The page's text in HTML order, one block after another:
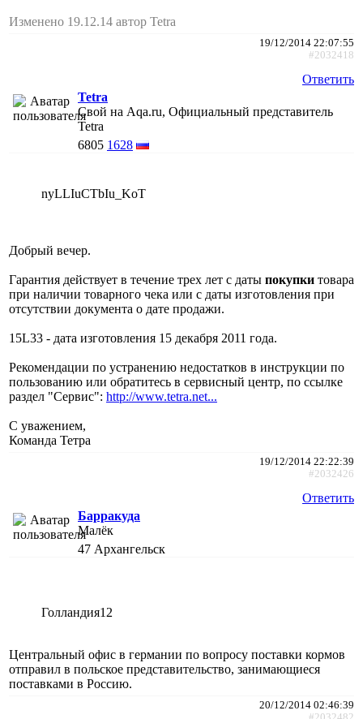
Изменено 19.12.14 автор Tetra
19/12/2014 22:07:55
#2032418
Ответить
Tetra
Свой на Aqa.ru, Официальный представитель
Tetra
6805 1628
nyLLIuCTbIu_KoT
Добрый вечер.
Гарантия действует в течение трех лет с даты покупки товара
при наличии товарного чека или с даты изготовления при
отсутствии документа о дате продажи.
15L33 - дата изготовления 15 декабря 2011 года.
Рекомендации по устранению недостатков в инструкции по
пользованию или обратитесь в сервисный центр, по ссылке
раздел "Сервис": http://www.tetra.net...
С уважением,
Команда Тетра
19/12/2014 22:22:39
#2032426
Ответить
Барракуда
Малёк
47 Архангельск
Голландия12
Центральный офис в германии по вопросу поставки кормов
отправил в польское представительство, занимающиеся
поставками в Россию.
20/12/2014 02:46:39